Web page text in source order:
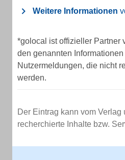
Weitere Informationen
*golocal ist offizieller Partner
den genannten
Nutzermeldungen, die nicht
werden.
Der Eintrag kann vom Verlag
recherchierte Inhalte bzw.